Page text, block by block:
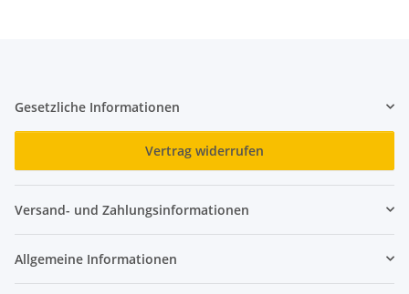
Gesetzliche Informationen
Vertrag widerrufen
Versand- und Zahlungsinformationen
Allgemeine Informationen